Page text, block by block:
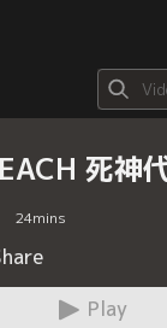
死神
24mins
Play